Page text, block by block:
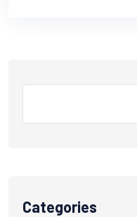
Categories